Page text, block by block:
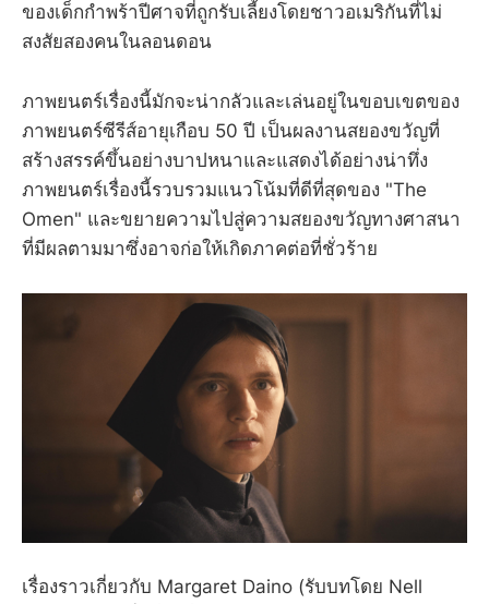
ของเด็กกำพร้าปีศาจที่ถูกรับเลี้ยงโดยชาวอเมริกันที่ไม่
สงสัยสองคนในลอนดอน
ภาพยนตร์เรื่องนี้มักจะน่ากลัวและเล่นอยู่ในขอบเขตของ
ภาพยนตร์ซีรีส์อายุเกือบ 50 ปี เป็นผลงานสยองขวัญที่
สร้างสรรค์ขึ้นอย่างบาปหนาและแสดงได้อย่างน่าทึ่ง
ภาพยนตร์เรื่องนี้รวบรวมแนวโน้มที่ดีที่สุดของ "The
Omen" และขยายความไปสู่ความสยองขวัญทางศาสนา
ที่มีผลตามมาซึ่งอาจก่อให้เกิดภาคต่อที่ชั่วร้าย
เรื่องราวเกี่ยวกับ Margaret Daino (รับบทโดย Nell